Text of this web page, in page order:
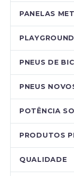
PANELAS
PLAYGROUND
PNEUS DE
PNEUS
POTÊNCIA
PRODUTOS
QUALIDADE